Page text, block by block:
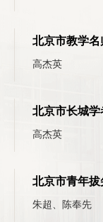
北京市教学名
高杰英
北京市长城学
高杰英
北京市青年
朱超、陈奉先